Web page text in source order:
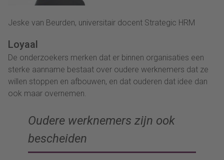
Jeske van Beurden, universitair docent Strategic HRM
Loyaal
De onderzoekers merken dat er binnen organisaties een
sterke aanname bestaat over oudere werknemers dat ze
willen stoppen en afbouwen, en dat ouderen dat idee dan
ook maar overnemen.
Oudere werknemers zijn ook
bescheiden